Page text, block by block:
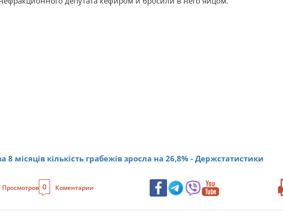
8 місяців кількість грабежів зросла на 26,8% - Держстатистики
Просмотров 0 Коментарии